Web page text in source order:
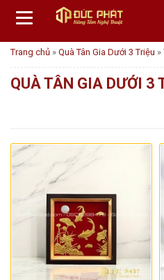
Trang chủ » Quà Tân Gia Dưới 3 Triệu »
QUÀ TÂN GIA DƯỚI 3